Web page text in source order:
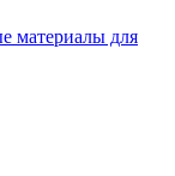
материалы для